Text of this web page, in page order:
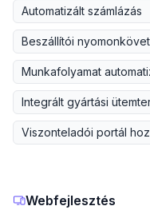
Automatizált számlázás
Beszállítói
Munkafolyamat
Integrált gyártási
Viszonteladói portál
Webfejlesztés